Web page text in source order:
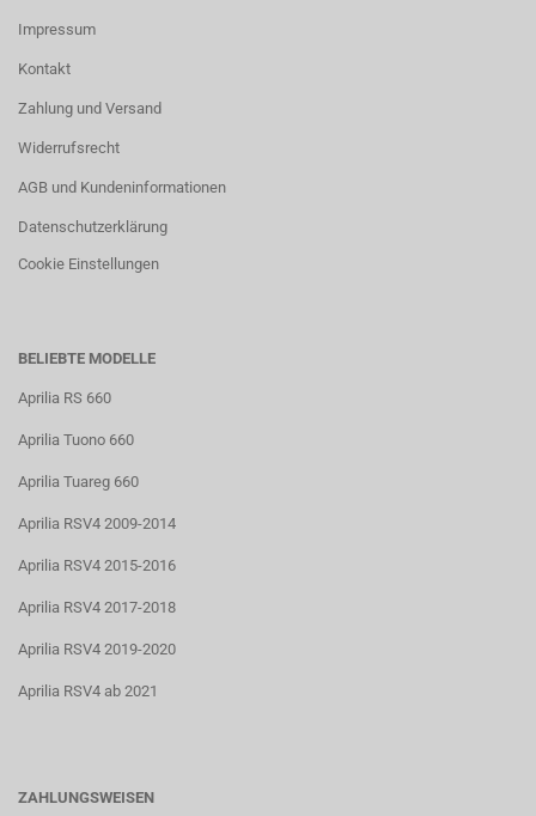
Impressum
Kontakt
Zahlung und Versand
Widerrufsrecht
AGB und Kundeninformationen
Datenschutzerklärung
Cookie Einstellungen
BELIEBTE MODELLE
Aprilia RS 660
Aprilia Tuono 660
Aprilia Tuareg 660
Aprilia RSV4 2009-2014
Aprilia RSV4 2015-2016
Aprilia RSV4 2017-2018
Aprilia RSV4 2019-2020
Aprilia RSV4 ab 2021
ZAHLUNGSWEISEN